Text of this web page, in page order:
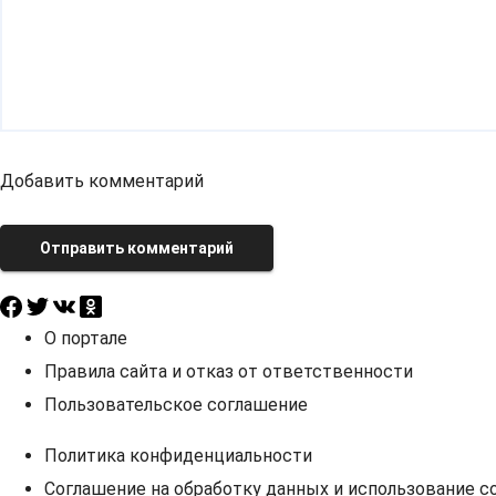
Добавить комментарий
Отправить комментарий
О портале
Правила сайта и отказ от ответственности
Пользовательское соглашение
Политика конфиденциальности
Соглашение на обработку данных и использование